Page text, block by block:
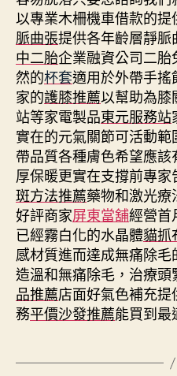
以專業木柵機車借款的
脈曲張提供各年齡層靜
中二胎企業融資公司二
然的杯套適用於外帶手搖
家的護膝推薦以幫助為膝
站等家電製品東元服務站
實在的元氣關節可活動範
帶品質各種膚色希望應
厚保暖更實在支撐前專
斑方法推薦藥物和激光
好評商家屏東當舖經營首
已經霧白化的水晶體貓抓
感材質進而達成無痛除毛
造溫和無痛除毛，治療
品推薦店面好氣色補充
務平價沙發推薦能買到最